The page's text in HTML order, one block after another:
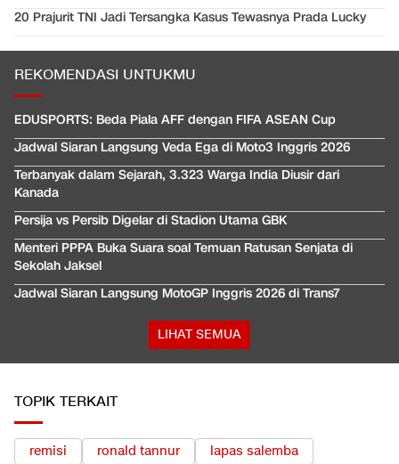
20 Prajurit TNI Jadi Tersangka Kasus Tewasnya Prada Lucky
REKOMENDASI UNTUKMU
EDUSPORTS: Beda Piala AFF dengan FIFA ASEAN Cup
Jadwal Siaran Langsung Veda Ega di Moto3 Inggris 2026
Terbanyak dalam Sejarah, 3.323 Warga India Diusir dari
Kanada
Persija vs Persib Digelar di Stadion Utama GBK
Menteri PPPA Buka Suara soal Temuan Ratusan Senjata di
Sekolah Jaksel
Jadwal Siaran Langsung MotoGP Inggris 2026 di Trans7
LIHAT SEMUA
TOPIK TERKAIT
remisi ronald tannur
lapas salemba